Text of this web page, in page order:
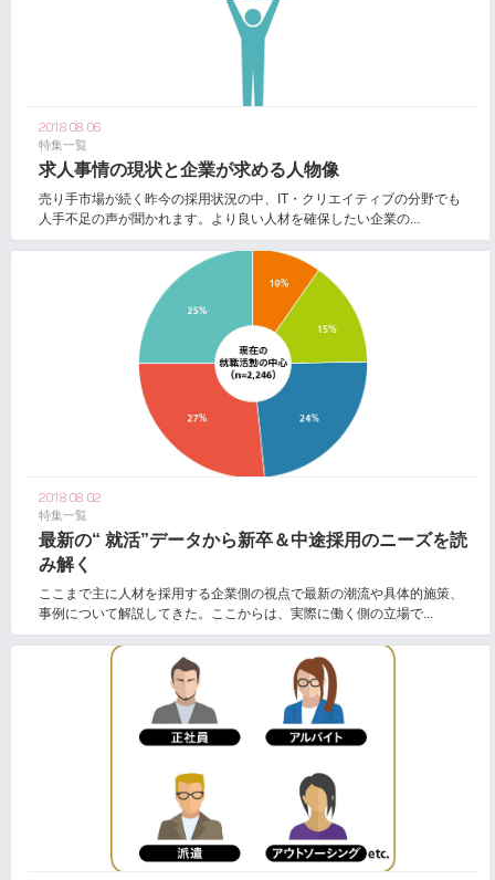
2018.08.06
特集一覧
求人事情の現状と企業が求める人物像
売り手市場が続く昨今の採用状況の中、IT・クリエイティブの分野でも
人手不足の声が聞かれます。より良い人材を確保したい企業の...
2018.08.02
特集一覧
最新の“ 就活”データから新卒＆中途採用のニーズを読
み解く
ここまで主に人材を採用する企業側の視点で最新の潮流や具体的施策、
事例について解説してきた。ここからは、実際に働く側の立場で...